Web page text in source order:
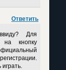
Ответить
Для
на кнопку